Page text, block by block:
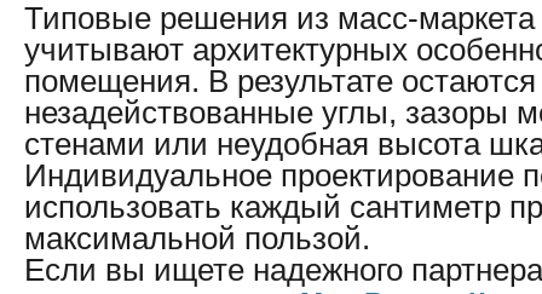
Типовые решения из масс-маркета
учитывают архитектурных
помещения. В результате остаются
незадействованные углы, зазоры
стенами или неудобная высота
Индивидуальное проектирование
использовать каждый сантиметр
максимальной пользой.
Если вы ищете надежного